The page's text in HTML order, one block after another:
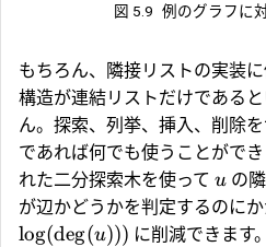
図 5.9 例のグラフに
もちろん、隣接リストの実装
構造が連結リストだけである
ん。探索、列挙、挿入、削除
であれば何でも使うことがで
れた二分探索木を使って u の
が辺かどうかを判定するのに
log(deg(u))) に削減できます